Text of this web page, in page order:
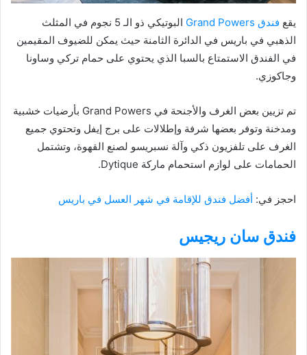
يقع فندق Grand Powers
البوتيكي ذو الـ 5 نجوم في المثلث
الذهبي في باريس في الدائرة الثامنة حيث يمكن للضيوف المقيمين
في الفندق الاستمتاع بالسبا الذي يحتوي على حمام تركي وساونا
وجاكوزي.
تم تزيين بعض الغرف والأجنحة في Grand Powers بأرضيات خشبية
ومدخنة وتوفر بعضها شرفة وإطلالات على برج إيفل وتحتوي جميع
الغرف على تلفزيون ذكي وآلة نسبريسو لصنع القهوة، وتشتمل
الحمامات على لوازم استحمام ماركة Dytique.
احجز في: أفضل فندق للإقامة في شهر العسل في باريس
فندق سان ريجيس